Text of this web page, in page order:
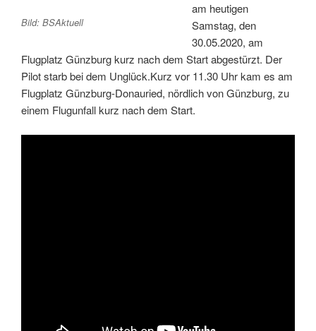
Bild: BSAktuell
am heutigen
Samstag, den
30.05.2020, am
Flugplatz Günzburg kurz nach dem Start abgestürzt. Der
Pilot starb bei dem Unglück.Kurz vor 11.30 Uhr kam es am
Flugplatz Günzburg-Donauried, nördlich von Günzburg, zu
einem Flugunfall kurz nach dem Start.